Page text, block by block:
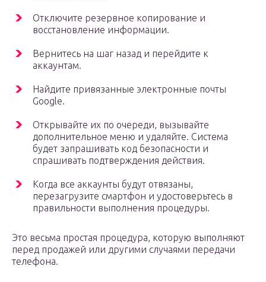
Отключите резервное копирование и
восстановление информации.
Вернитесь на шаг назад и перейдите к
аккаунтам.
Найдите привязанные электронные почты
Google.
Открывайте их по очереди, вызывайте
дополнительное меню и удаляйте. Система
будет запрашивать код безопасности и
спрашивать подтверждения действия.
Когда все аккаунты будут отвязаны,
перезагрузите смартфон и удостоверьтесь в
правильности выполнения процедуры.
Это весьма простая процедура, которую выполняют
перед продажей или другими случаями передачи
телефона.